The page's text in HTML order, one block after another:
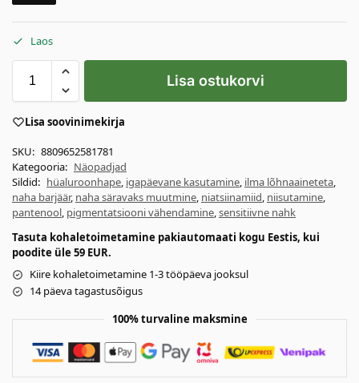
Laos
Lisa ostukorvi
Lisa soovinimekirja
SKU: 8809652581781
Kategooria: Näopadjad
Sildid: hüaluroonhape, igapäevane kasutamine, ilma lõhnaaineteta,
naha barjäär, naha säravaks muutmine, niatsiinamiid, niisutamine,
pantenool, pigmentatsiooni vähendamine,sensitiivne nahk
Tasuta kohaletoimetamine pakiautomaati kogu Eestis, kui
poodite üle 59 EUR.
Kiire kohaletoimetamine 1-3 tööpäeva jooksul
14 päeva tagastusõigus
100% turvaline maksmine